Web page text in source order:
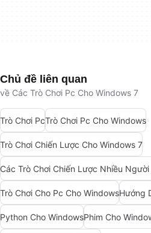
Chủ đề liên quan
về Các Trò Chơi Pc Cho Windows 7
Trò Chơi PcTrò Chơi Pc Cho Windows
Trò Chơi Chiến Lược Cho Windows 7
Trò Chơi Cho Pc Cho WindowsHướng
Python Cho WindowsPhim Cho